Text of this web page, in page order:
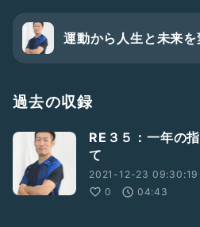
一度その良さを体験すると必ずま
良かったらご参加ください。
#fitstat
#寝起きストレッチ
#ユキト
運動から人生と未来を
過去の収録
RE３５：一年の
て
2021-12-23 09:30:19
0
04:43